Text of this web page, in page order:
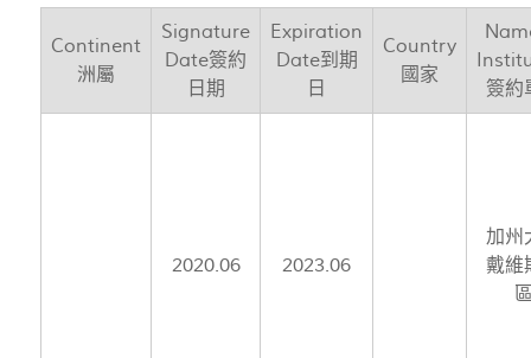
Continent
洲屬
Signature
Date簽約
日期
Expiration
Date到期
日
Country
國家
簽約
2020.06 2023.06
加州
戴維